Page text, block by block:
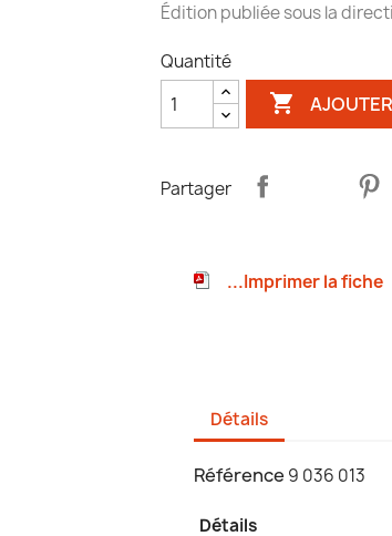
Édition publiée sous la
Quantité

Partager
...Imprimer la fiche
Détails
Référence 9 036 013
Détails